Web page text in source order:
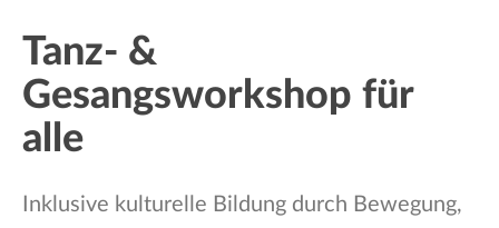
i
Tanz- &
Gesangsworkshop für
alle
Inklusive kulturelle Bildung durch Bewegung,